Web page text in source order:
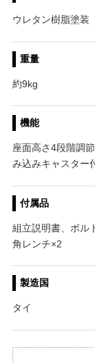
ウレタン樹脂塗装
重量
約9kg
機能
座面高さ4段階調
み込みキャスター
付属品
組立説明書、ボル
角レンチ×2
製造国
タイ